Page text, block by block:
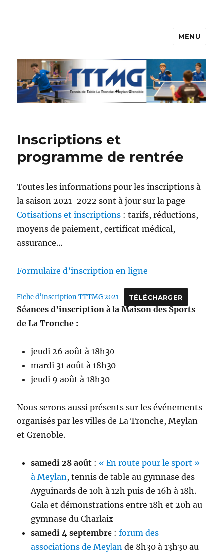
MENU
Inscriptions et
programme de rentrée
Toutes les informations pour les inscriptions à
la saison 2021-2022 sont à jour sur la page
Cotisations et inscriptions : tarifs, réductions,
moyens de paiement, certificat médical,
assurance…
Formulaire d’inscription en ligne
Fiche d’inscription TTTMG 2021 TÉLÉCHARGER
Séances d’inscription à la Maison des Sports
de La Tronche :
jeudi 26 août à 18h30
mardi 31 août à 18h30
jeudi 9 août à 18h30
Nous serons aussi présents sur les événements
organisés par les villes de La Tronche, Meylan
et Grenoble.
samedi 28 août : « En route pour le sport »
à Meylan, tennis de table au gymnase des
Ayguinards de 10h à 12h puis de 16h à 18h.
Gala et démonstrations entre 18h et 20h au
gymnase du Charlaix
samedi 4 septembre :forum des
associations de Meylan de 8h30 à 13h30 au